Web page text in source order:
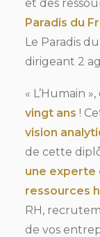
et des
Paradis du
Le Paradis
dirigeant 2
« L’Humain
vingt ans !
vision
de cette
une experte
ressources
RH,
de vos